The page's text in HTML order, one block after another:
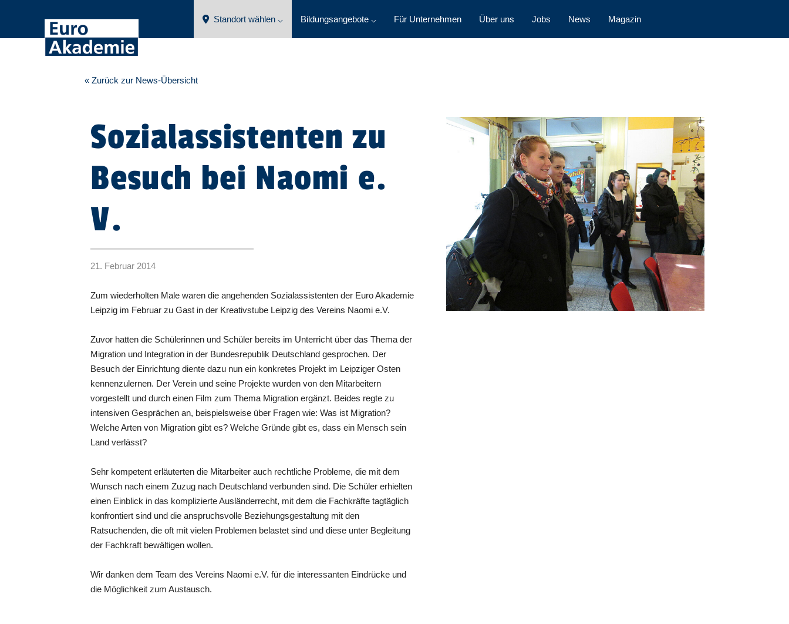
Standort wählen ⌵ Bildungsangebote ⌵ Für Unternehmen Über uns Jobs News Magazin
« Zurück zur News-Übersicht
Sozialassistenten zu
Besuch bei Naomi e.
V.
21. Februar 2014
Zum wiederholten Male waren die angehenden Sozialassistenten der Euro Akademie
Leipzig im Februar zu Gast in der Kreativstube Leipzig des Vereins Naomi e.V.
Zuvor hatten die Schülerinnen und Schüler bereits im Unterricht über das Thema der
Migration und Integration in der Bundesrepublik Deutschland gesprochen. Der
Besuch der Einrichtung diente dazu nun ein konkretes Projekt im Leipziger Osten
kennenzulernen. Der Verein und seine Projekte wurden von den Mitarbeitern
vorgestellt und durch einen Film zum Thema Migration ergänzt. Beides regte zu
intensiven Gesprächen an, beispielsweise über Fragen wie: Was ist Migration?
Welche Arten von Migration gibt es? Welche Gründe gibt es, dass ein Mensch sein
Land verlässt?
Sehr kompetent erläuterten die Mitarbeiter auch rechtliche Probleme, die mit dem
Wunsch nach einem Zuzug nach Deutschland verbunden sind. Die Schüler erhielten
einen Einblick in das komplizierte Ausländerrecht, mit dem die Fachkräfte tagtäglich
konfrontiert sind und die anspruchsvolle Beziehungsgestaltung mit den
Ratsuchenden, die oft mit vielen Problemen belastet sind und diese unter Begleitung
der Fachkraft bewältigen wollen.
Wir danken dem Team des Vereins Naomi e.V. für die interessanten Eindrücke und
die Möglichkeit zum Austausch.